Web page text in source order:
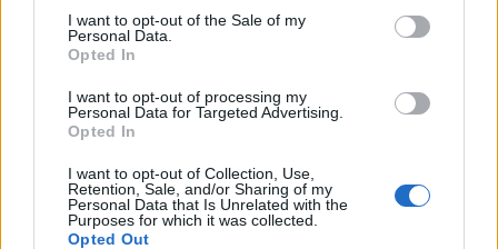
I want to opt-out of the Sale of my
Personal Data.
Opted In
I want to opt-out of processing my
Personal Data for Targeted Advertising.
Opted In
I want to opt-out of Collection, Use,
Retention, Sale, and/or Sharing of my
Personal Data that Is Unrelated with the
Purposes for which it was collected.
Opted Out